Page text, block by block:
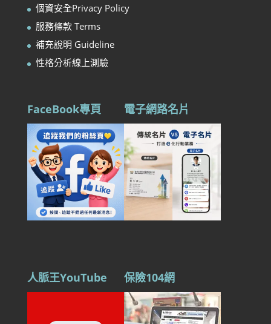
個資安全Privacy Policy
服務條款 Terms
補充說明 Guideline
性格分析線上測驗
FaceBook專頁 電子網路名片
人脈王YouTube 保險104網